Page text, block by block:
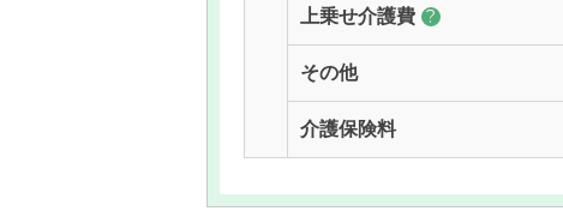
上乗せ介護費 ?
その他
介護保険料